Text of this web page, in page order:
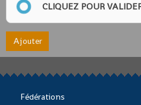
CLIQUEZ POUR
Ajouter
Fédérations